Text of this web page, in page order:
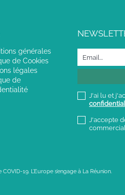
générales
de Cookies
légales
de
J'ai lu et
J'accepte
19. L’Europe s’engage à La Réunion.